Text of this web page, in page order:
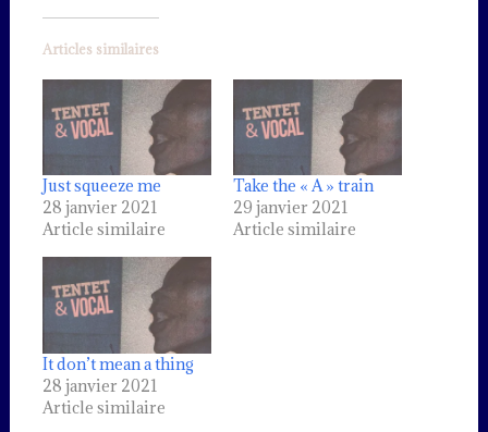
Articles similaires
Just squeeze me
28 janvier 2021
Article similaire
Take the « A » train
29 janvier 2021
Article similaire
It don’t mean a thing
28 janvier 2021
Article similaire